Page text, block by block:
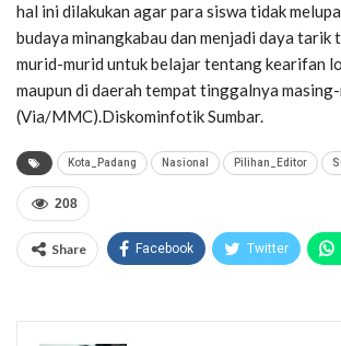
hal ini dilakukan agar para siswa tidak
budaya minangkabau dan menjadi daya tarik
murid-murid untuk belajar tentang kearifan
maupun di daerah tempat tinggalnya masing-
(Via/MMC).Diskominfotik Sumbar.
Kota_Padang Nasional Pilihan_Editor
208
Share Facebook Twitter